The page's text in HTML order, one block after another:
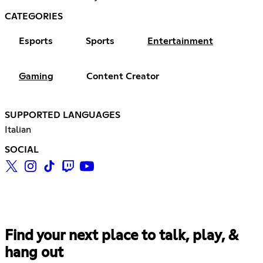
CATEGORIES
Esports Sports Entertainment
Gaming Content Creator
SUPPORTED LANGUAGES
Italian
SOCIAL
Find your next place to talk, play, &
hang out